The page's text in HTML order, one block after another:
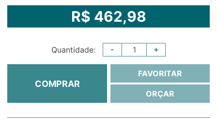
R$ 462,98
Quantidade: - +
COMPRAR
FAVORITAR
ORÇAR